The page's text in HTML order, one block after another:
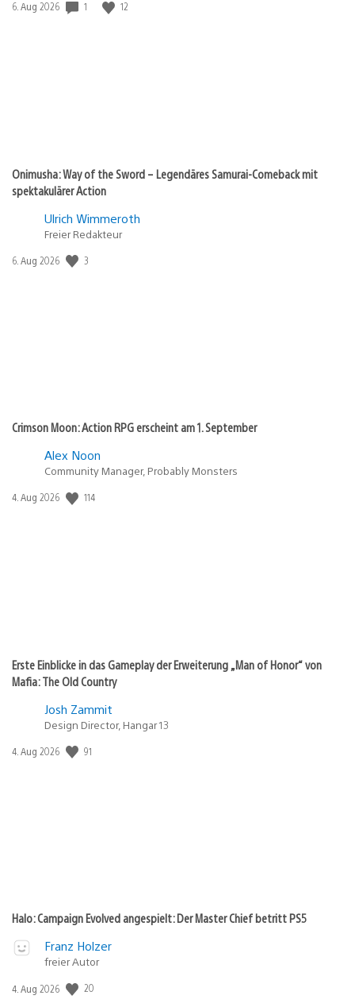
Veröffentlichungsdatum:
6. Aug 2026 1 12
Onimusha: Way of the Sword – Legendäres Samurai-Comeback mit
spektakulärer Action
Ulrich Wimmeroth
Freier Redakteur
Veröffentlichungsdatum:
6. Aug 2026 3
Crimson Moon: Action RPG erscheint am 1. September
Alex Noon
Community Manager, Probably Monsters
Veröffentlichungsdatum:
4. Aug 2026 114
Erste Einblicke in das Gameplay der Erweiterung „Man of Honor“ von
Mafia: The Old Country
Josh Zammit
Design Director, Hangar 13
Veröffentlichungsdatum:
4. Aug 2026 91
Halo: Campaign Evolved angespielt: Der Master Chief betritt PS5
Franz Holzer
freier Autor
Veröffentlichungsdatum:
4. Aug 2026 20